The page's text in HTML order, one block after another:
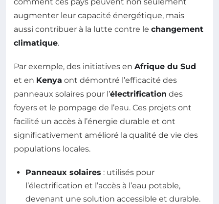
augmenter leur capacité énergétique, mais
aussi contribuer à la lutte contre le changement
climatique.
Par exemple, des initiatives en Afrique du Sud
et en Kenya ont démontré l’efficacité des
panneaux solaires pour l’électrification des
foyers et le pompage de l’eau. Ces projets ont
facilité un accès à l’énergie durable et ont
significativement amélioré la qualité de vie des
populations locales.
Panneaux solaires : utilisés pour
l’électrification et l’accès à l’eau potable,
devenant une solution accessible et durable.